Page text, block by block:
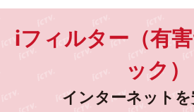
自宅のパソコン、家族
田舎のおじいちゃん、おばあちゃ
環境に。
ライセンスの管理はWeb
iフィルター（有
ック）
インターネットを